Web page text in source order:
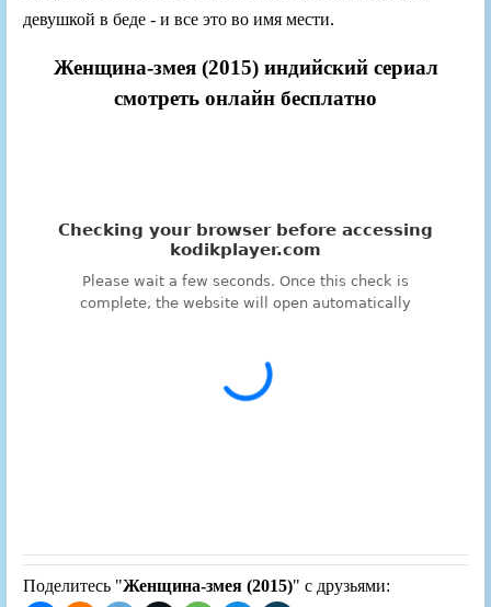
девушкой в беде - и все это во имя мести.
Женщина-змея (2015) индийский сериал
смотреть онлайн бесплатно
Поделитесь "Женщина-змея (2015)" с друзьями: